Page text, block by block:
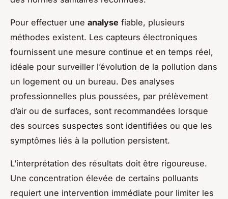
Pour effectuer une analyse fiable, plusieurs
méthodes existent. Les capteurs électroniques
fournissent une mesure continue et en temps réel,
idéale pour surveiller l’évolution de la pollution dans
un logement ou un bureau. Des analyses
professionnelles plus poussées, par prélèvement
d’air ou de surfaces, sont recommandées lorsque
des sources suspectes sont identifiées ou que les
symptômes liés à la pollution persistent.
L’interprétation des résultats doit être rigoureuse.
Une concentration élevée de certains polluants
requiert une intervention immédiate pour limiter les